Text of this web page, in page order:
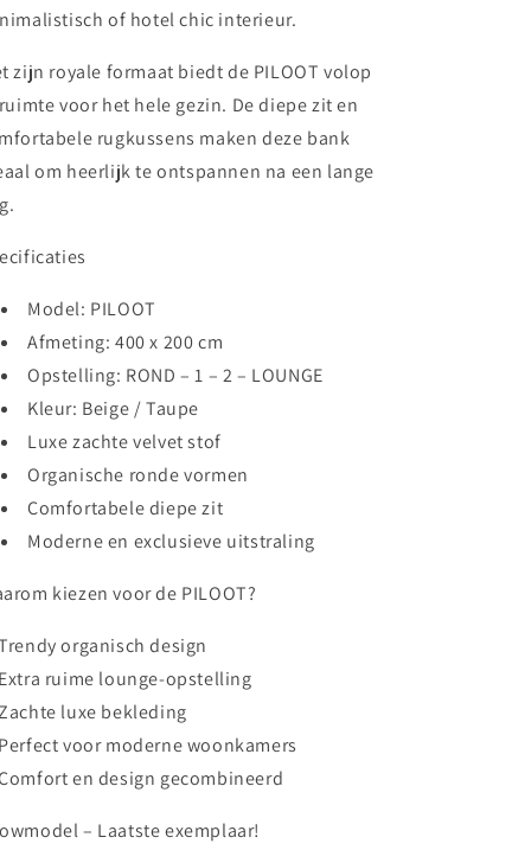
of hotel chic interieur.
zijn royale formaat biedt de PILOOT volop
voor het hele gezin. De diepe zit en
rugkussens maken deze bank
om heerlijk te ontspannen na een lange
Model: PILOOT
Afmeting: 400 x 200 cm
Opstelling: ROND – 1 – 2 – LOUNGE
Kleur: Beige / Taupe
Luxe zachte velvet stof
Organische ronde vormen
Comfortabele diepe zit
Moderne en exclusieve uitstraling
kiezen voor de PILOOT?
organisch design
ruime lounge-opstelling
luxe bekleding
voor moderne woonkamers
en design gecombineerd
– Laatste exemplaar!